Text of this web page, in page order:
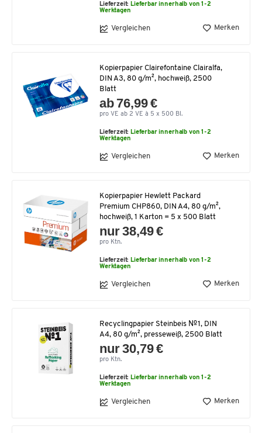
Lieferzeit: Lieferbar innerhalb von 1-2
Werktagen
Vergleichen Merken
Kopierpapier Clairefontaine Clairalfa,
DIN A3, 80 g/m², hochweiß, 2500
Blatt
ab 76,99 €
pro VE ab 2 VE à 5 x 500 Bl.
Lieferzeit: Lieferbar innerhalb von 1-2
Werktagen
Vergleichen Merken
Kopierpapier Hewlett Packard
Premium CHP860, DIN A4, 80 g/m²,
hochweiß, 1 Karton = 5 x 500 Blatt
nur 38,49 €
pro Ktn.
Lieferzeit: Lieferbar innerhalb von 1-2
Werktagen
Vergleichen Merken
Recyclingpapier Steinbeis №1, DIN
A4, 80 g/m², presseweiß, 2500 Blatt
nur 30,79 €
pro Ktn.
Lieferzeit: Lieferbar innerhalb von 1-2
Werktagen
Vergleichen Merken